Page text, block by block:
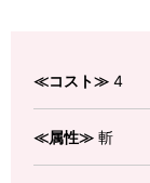
≪コスト≫ 4
≪属性≫ 斬